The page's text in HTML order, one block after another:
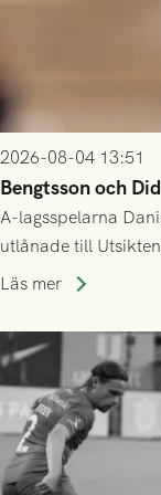
2026-08-04 13:51
Bengtsson och
A-lagsspelarna
utlånade till
speltid i Hestrafors
Läs mer